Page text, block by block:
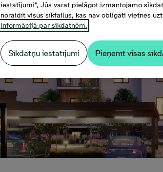
iestatījumi”, Jūs varat pielāgot izmantojamo
noraidīt visus sīkfailus, kas nav obligāti vietnes
Informācijā par sīkdatnēm.
Sīkdatņu iestatījumi Pieņemt visas